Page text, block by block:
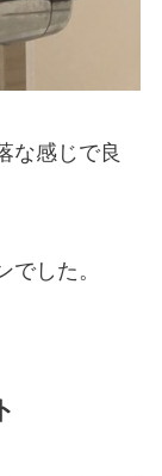
な感じで良
した。